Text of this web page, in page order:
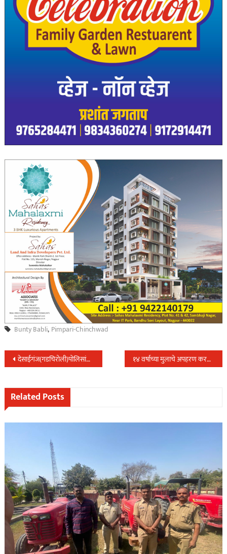
Bunty Babli, Pimpari-Chinchwad
Post
navigation
देसाईगंज(गडचिरोली)पोलिसांनी केला २३ लक्ष रु किंमतीचा गुटखा जप्त… १४ वर्षाच्या मुलाचे अपहरण करणाऱ्यास गुन्हे शाखा युनिट ४ पिंपरी-चिंचवड ने २ तासाचे आत केली अटक…
Related Posts